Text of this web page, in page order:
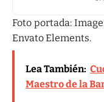
Foto portada:
Envato Elements.
Lea También:
Maestro de la